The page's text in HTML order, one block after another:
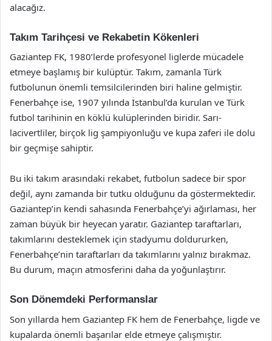
alacağız.
Takım Tarihçesi ve Rekabetin Kökenleri
Gaziantep FK, 1980’lerde profesyonel liglerde mücadele
etmeye başlamış bir kulüptür. Takım, zamanla Türk
futbolunun önemli temsilcilerinden biri haline gelmiştir.
Fenerbahçe ise, 1907 yılında İstanbul’da kurulan ve Türk
futbol tarihinin en köklü kulüplerinden biridir. Sarı-
lacivertliler, birçok lig şampiyonluğu ve kupa zaferi ile dolu
bir geçmişe sahiptir.
Bu iki takım arasındaki rekabet, futbolun sadece bir spor
değil, aynı zamanda bir tutku olduğunu da göstermektedir.
Gaziantep’in kendi sahasında Fenerbahçe’yi ağırlaması, her
zaman büyük bir heyecan yaratır. Gaziantep taraftarları,
takımlarını desteklemek için stadyumu doldururken,
Fenerbahçe’nin taraftarları da takımlarını yalnız bırakmaz.
Bu durum, maçın atmosferini daha da yoğunlaştırır.
Son Dönemdeki Performanslar
Son yıllarda hem Gaziantep FK hem de Fenerbahçe, ligde ve
kupalarda önemli başarılar elde etmeye çalışmıştır.